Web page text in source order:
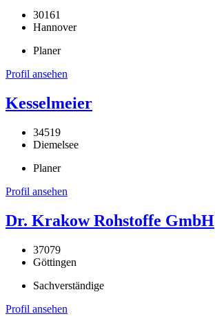
30161
Hannover
Planer
Profil ansehen
Kesselmeier
34519
Diemelsee
Planer
Profil ansehen
Dr. Krakow Rohstoffe GmbH
37079
Göttingen
Sachverständige
Profil ansehen